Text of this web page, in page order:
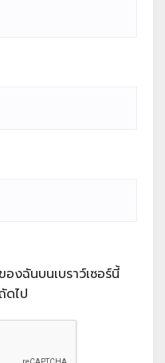
งฉันบนเบราว์เซอร์นี้
ดไป